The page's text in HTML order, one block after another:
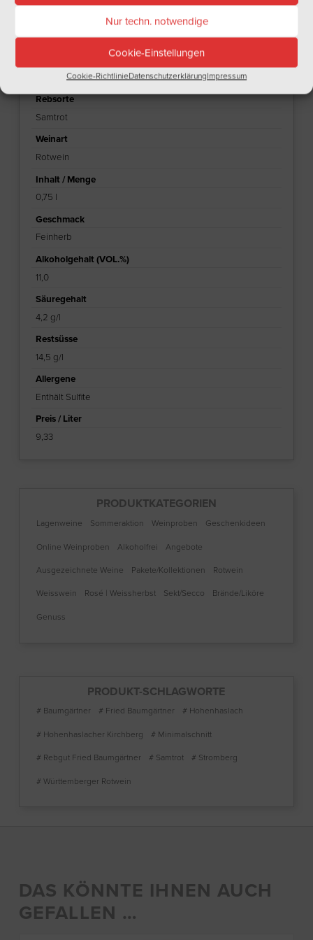
Nur techn. notwendige
Cookie-Einstellungen
Cookie-RichtlinieDatenschutzerklärungImpressum
ZUSÄTZLICHE INFORMATIONEN BEWERTUNGEN (0)
Rebsorte
Samtrot
Weinart
Rotwein
Inhalt / Menge
0,75 l
Geschmack
Feinherb
Alkoholgehalt (VOL.%)
11,0
Säuregehalt
4,2 g/l
Restsüsse
14,5 g/l
Allergene
Enthält Sulfite
Preis / Liter
9,33
PRODUKTKATEGORIEN
Lagenweine Sommeraktion Weinproben
Geschenkideen
Online Weinproben
Alkoholfrei
Angebote
Ausgezeichnete Weine
Pakete/Kollektionen
Rotwein
Weisswein
Rosé | Weissherbst Sekt/Secco
Brände/Liköre
Genuss
PRODUKT-SCHLAGWORTE
# Baumgärtner # Fried Baumgärtner
# Hohenhaslach
# Hohenhaslacher Kirchberg
# Minimalschnitt
# Rebgut Fried Baumgärtner
# Samtrot
# Stromberg
# Württemberger Rotwein
DAS KÖNNTE IHNEN AUCH
GEFALLEN …